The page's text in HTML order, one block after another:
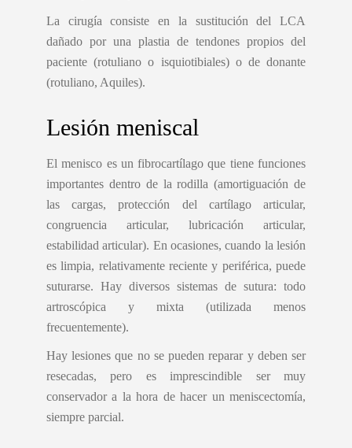
La cirugía consiste en la sustitución del LCA
dañado por una plastia de tendones propios del
paciente (rotuliano o isquiotibiales) o de donante
(rotuliano, Aquiles).
Lesión meniscal
El menisco es un fibrocartílago que tiene funciones
importantes dentro de la rodilla (amortiguación de
las cargas, protección del cartílago articular,
congruencia articular, lubricación articular,
estabilidad articular). En ocasiones, cuando la lesión
es limpia, relativamente reciente y periférica, puede
suturarse. Hay diversos sistemas de sutura: todo
artroscópica y mixta (utilizada menos
frecuentemente).
Hay lesiones que no se pueden reparar y deben ser
resecadas, pero es imprescindible ser muy
conservador a la hora de hacer un meniscectomía,
siempre parcial.